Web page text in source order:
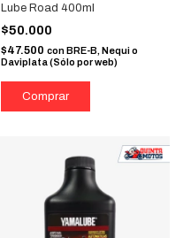
Lube Road 400ml
$50.000
$47.500 con BRE-B, Nequi o
Daviplata (Sólo por web)